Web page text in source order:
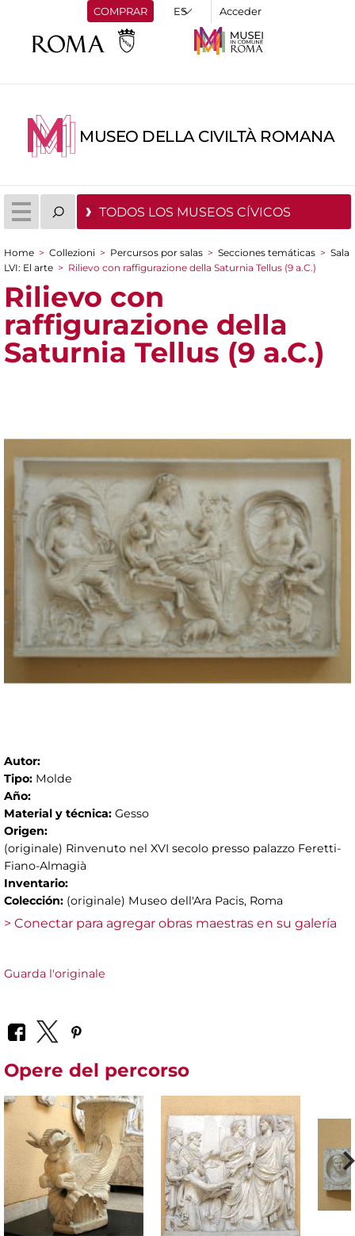
COMPRAR Acceder
MUSEO DELLA CIVILTÀ ROMANA
TODOS LOS MUSEOS CÍVICOS
You are here
Home > Collezioni > Percursos por salas > Secciones temáticas > Sala
LVI: El arte > Rilievo con raffigurazione della Saturnia Tellus (9 a.C.)
Rilievo con
raffigurazione della
Saturnia Tellus (9 a.C.)
Autor:
Tipo: Molde
Año:
Material y técnica: Gesso
Origen:
(originale) Rinvenuto nel XVI secolo presso palazzo Feretti-
Fiano-Almagià
Inventario:
Colección: (originale) Museo dell'Ara Pacis, Roma
> Conectar para agregar obras maestras en su galería
Guarda l'originale
Opere del percorso